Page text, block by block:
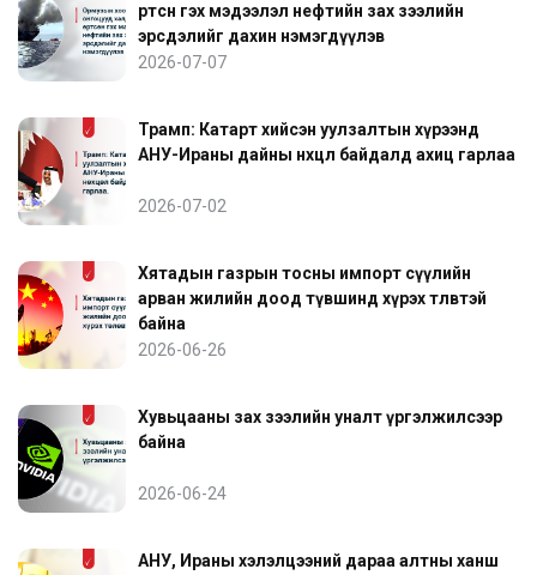
өртсөн гэх мэдээлэл нефтийн зах зээлийн
эрсдэлийг дахин нэмэгдүүлэв
2026-07-07
Трамп: Катарт хийсэн уулзалтын хүрээнд
АНУ-Ираны дайны нөхцөл байдалд ахиц гарлаа
2026-07-02
Хятадын газрын тосны импорт сүүлийн
арван жилийн доод түвшинд хүрэх төлөвтэй
байна
2026-06-26
Хувьцааны зах зээлийн уналт үргэлжилсээр
байна
2026-06-24
АНУ, Ираны хэлэлцээний дараа алтны ханш